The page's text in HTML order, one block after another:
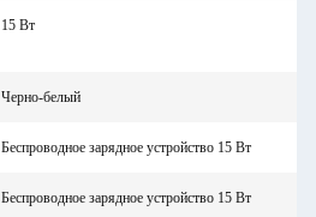
15 Вт
Черно-белый
Беспроводное зарядное устройство 15 Вт
Беспроводное зарядное устройство 15 Вт